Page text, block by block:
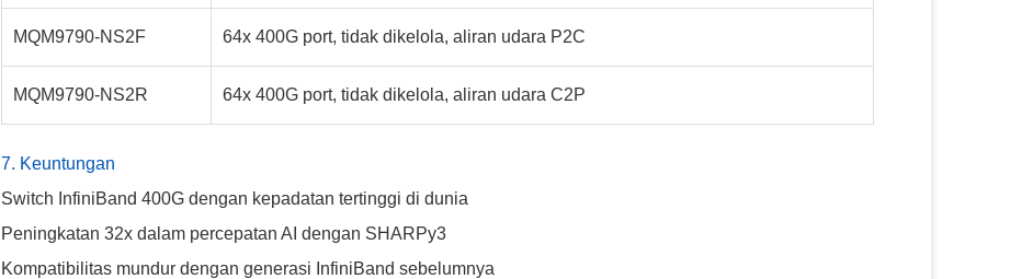
MQM9790-NS2F 64x 400G port, tidak dikelola, aliran udara P2C
MQM9790-NS2R 64x 400G port, tidak dikelola, aliran udara C2P
7. Keuntungan
Switch InfiniBand 400G dengan kepadatan tertinggi di dunia
Peningkatan 32x dalam percepatan AI dengan SHARPy3
Kompatibilitas mundur dengan generasi InfiniBand sebelumnya